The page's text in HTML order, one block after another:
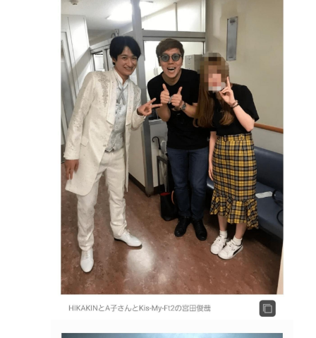
【中共を共産主義独裁から解放】「いずれ本物の戦
争に突入」アメリカの右派が夢見る〈露骨に交戦
的〉なシナリオ
(📞´ん`)「はい嫌儲子供電話相談室」👧「犬は大きい
小さいのがいるのになんで猫はみんな同じ大きさな
の？」
ガチで死にたい時ってどうしたらいいの？
新しいキーボード買いたいんだけど、今のキーボー
ド壊れなくて買う理由が見つからない
「世界唯一の被爆国は北朝鮮」と主張し、チラシを
配布する輩が発生
Powered by livedoor 相互RSS